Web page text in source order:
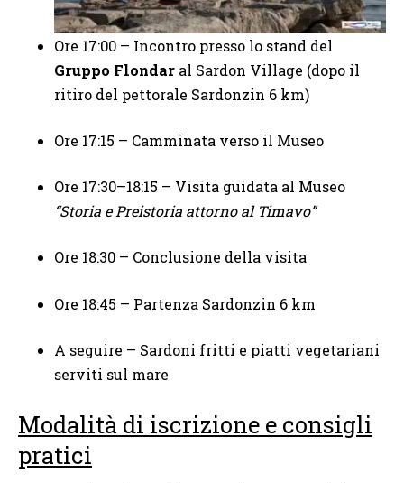
Ore 17:00 – Incontro presso lo stand del
Gruppo Flondar al Sardon Village (dopo il
ritiro del pettorale Sardonzin 6 km)
Ore 17:15 – Camminata verso il Museo
Ore 17:30–18:15 – Visita guidata al Museo
“Storia e Preistoria attorno al Timavo”
Ore 18:30 – Conclusione della visita
Ore 18:45 – Partenza Sardonzin 6 km
A seguire – Sardoni fritti e piatti vegetariani
serviti sul mare
Modalità di iscrizione e consigli
pratici